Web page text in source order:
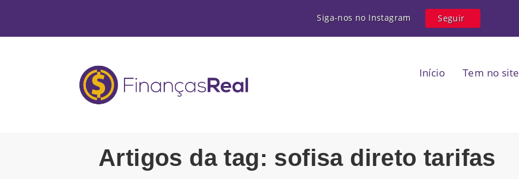
Siga-nos no Instagram Seguir
Início Tem no site
Artigos da tag: sofisa direto tarifas